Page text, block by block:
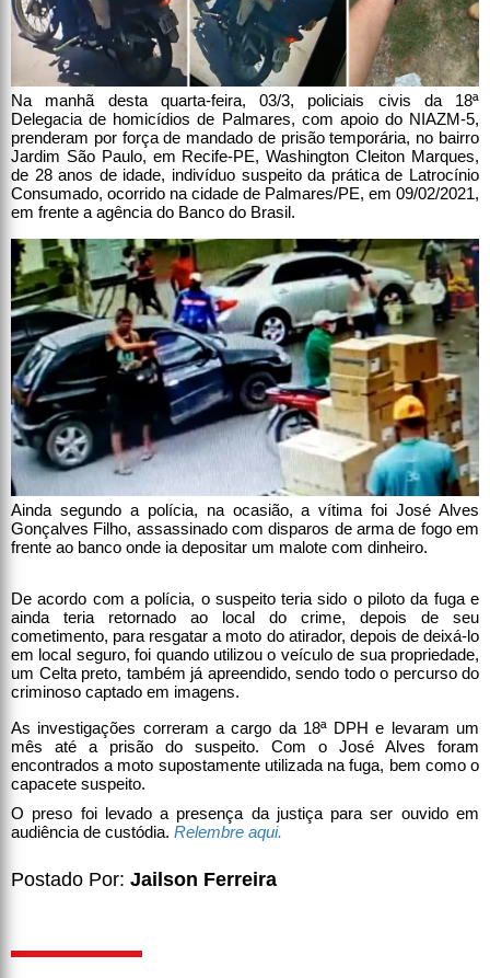
Na manhã desta quarta-feira, 03/3, policiais civis da 18ª
Delegacia de homicídios de Palmares, com apoio do NIAZM-5,
prenderam por força de mandado de prisão temporária, no bairro
Jardim São Paulo, em Recife-PE, Washington Cleiton Marques,
de 28 anos de idade, indivíduo suspeito da prática de Latrocínio
Consumado, ocorrido na cidade de Palmares/PE, em 09/02/2021,
em frente a agência do Banco do Brasil.
Ainda segundo a polícia, na ocasião, a vítima foi José Alves
Gonçalves Filho, assassinado com disparos de arma de fogo em
frente ao banco onde ia depositar um malote com dinheiro.
De acordo com a polícia, o suspeito teria sido o piloto da fuga e
ainda teria retornado ao local do crime, depois de seu
cometimento, para resgatar a moto do atirador, depois de deixá-lo
em local seguro, foi quando utilizou o veículo de sua propriedade,
um Celta preto, também já apreendido, sendo todo o percurso do
criminoso captado em imagens.
As investigações correram a cargo da 18ª DPH e levaram um
mês até a prisão do suspeito. Com o José Alves foram
encontrados a moto supostamente utilizada na fuga, bem como o
capacete suspeito.
O preso foi levado a presença da justiça para ser ouvido em
audiência de custódia. Relembre aqui.
Postado Por: Jailson Ferreira